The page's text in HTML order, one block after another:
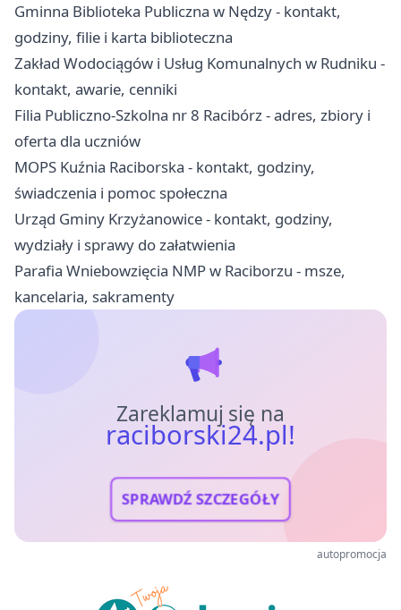
Gminna Biblioteka Publiczna w Nędzy - kontakt,
godziny, filie i karta biblioteczna
Zakład Wodociągów i Usług Komunalnych w Rudniku -
kontakt, awarie, cenniki
Filia Publiczno-Szkolna nr 8 Racibórz - adres, zbiory i
oferta dla uczniów
MOPS Kuźnia Raciborska - kontakt, godziny,
świadczenia i pomoc społeczna
Urząd Gminy Krzyżanowice - kontakt, godziny,
wydziały i sprawy do załatwienia
Parafia Wniebowzięcia NMP w Raciborzu - msze,
kancelaria, sakramenty
Zareklamuj się na
raciborski24.pl!
SPRAWDŹ SZCZEGÓŁY
autopromocja